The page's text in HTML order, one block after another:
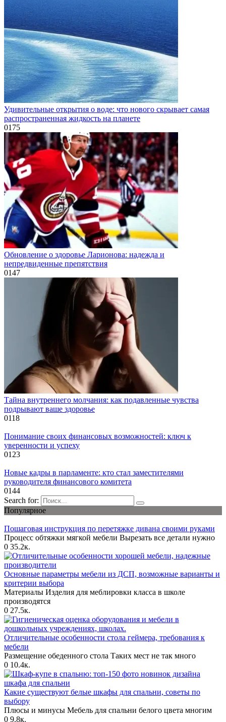
Удивительные открытия о воде: что нового скрывает самая
распространенная жидкость на планете
0175
Обновление о здоровье Ларионова: надежда и
непредвиденные препятствия
0147
Тайна внутреннего молчания: как подавленные чувства
подрывают ваше здоровье
0118
Понимание своих финансовых возможностей: ключ к
уверенности и успеху
0123
Новые кадры в парламенте: кто стал заместителями
руководителя финансового комитета
0144
Search for:
Популярное
Пошаговая инструкция по перетяжке дивана своими руками
Процесс обтяжки мягкой мебели Вырезать все детали нужно
0 35.2к.
Основные параметры мебели из ДСП, возможные варианты и
критерии выбора
Материалы Изделия для меблировки класса в школе
производятся
0 27.5к.
Отличительные особенности стола геймера, требования к
мебели
Размещение обеденного стола Таких мест не так много
0 10.4к.
Какие существуют белые шкафы для спальни, советы по
выбору
Плюсы и минусы Мебель для спальни белого цвета многим
0 9.8к.